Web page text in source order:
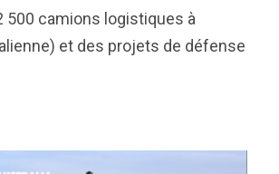
500 camions logistiques à
et des projets de défense